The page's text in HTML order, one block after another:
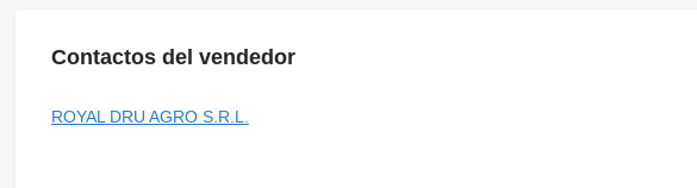
Contactos del vendedor
ROYAL DRU AGRO S.R.L.